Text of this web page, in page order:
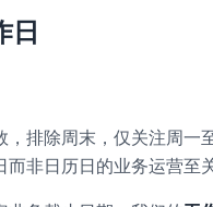
日
排除周末，仅关注周一
非日历日的业务运营至